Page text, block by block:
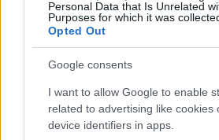
Personal Data that Is Unrelated
Purposes for which it was
Opted Out
Google consents
I want to allow Google to enable
related to advertising like cookies
device identifiers in apps.
Ασφάλισης Υγείαςκαι
προσωπικούς κωδικούς
τονΠροσωπικό Κωδικό ΕΟΠΥΥ
τον ΑΜΚΑ